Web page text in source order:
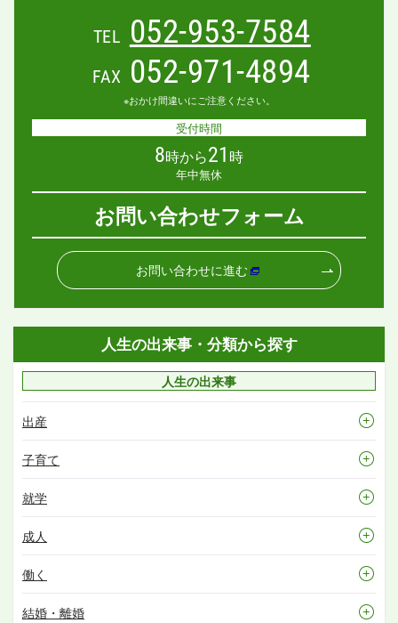
TEL 052-953-7584
FAX 052-971-4894
※おかけ間違いにご注意ください。
受付時間
8時から21 時
年中無休
お問い合わせフォーム
お問い合わせに進む
人生の出来事・分類から探す
人生の出来事
出産
子育て
就学
成人
働く
結婚・離婚